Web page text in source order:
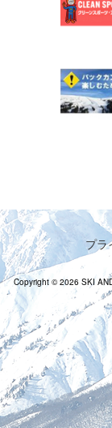
プラ
Copyright © 2026 SKI